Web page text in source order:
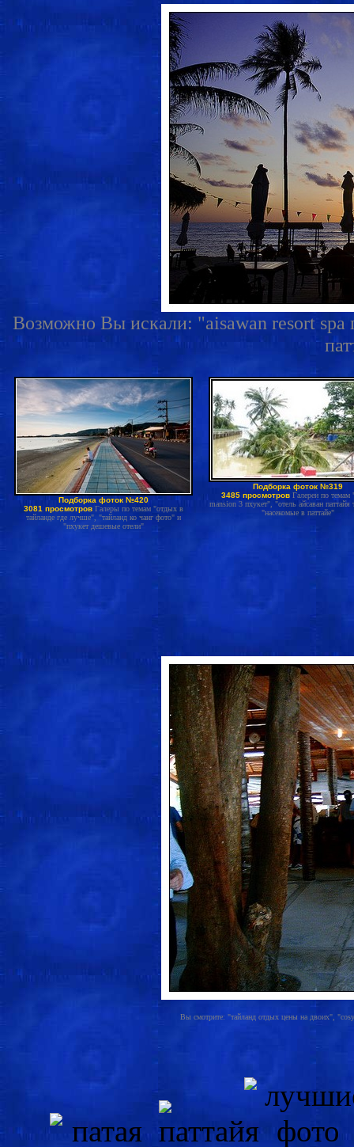
Возможно Вы искали: "aisawan resort spa
Подборка фоток №420
3081 просмотров Галеры по темам "отдых в
тайланде где лучше", "тайланд ко чанг фото" и
"пхукет дешевые отели"
Подборка фоток №319
3485 просмотров Галереи по темам
mansion 3 пхукет", "отель айсаван паттайя
"насекомые в паттайе"
Вы смотрите: "тайланд отдых цены на двоих", "cosy